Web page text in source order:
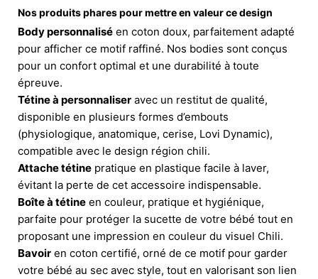
Nos produits phares pour mettre en valeur ce design
Body personnalisé en coton doux, parfaitement adapté
pour afficher ce motif raffiné. Nos bodies sont conçus
pour un confort optimal et une durabilité à toute
épreuve.
Tétine à personnaliser avec un restitut de qualité,
disponible en plusieurs formes d’embouts
(physiologique, anatomique, cerise, Lovi Dynamic),
compatible avec le design région chili.
Attache tétine pratique en plastique facile à laver,
évitant la perte de cet accessoire indispensable.
Boîte à tétine en couleur, pratique et hygiénique,
parfaite pour protéger la sucette de votre bébé tout en
proposant une impression en couleur du visuel Chili.
Bavoir en coton certifié, orné de ce motif pour garder
votre bébé au sec avec style, tout en valorisant son lien